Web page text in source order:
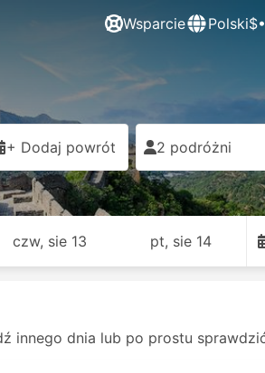
Wsparcie Polski
+ Dodaj powrót 2 podróżni
czw, sie 13 pt, sie 14
innego dnia lub po prostu